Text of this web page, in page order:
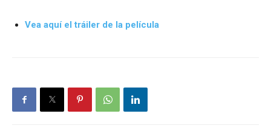
Vea aquí el tráiler de la película